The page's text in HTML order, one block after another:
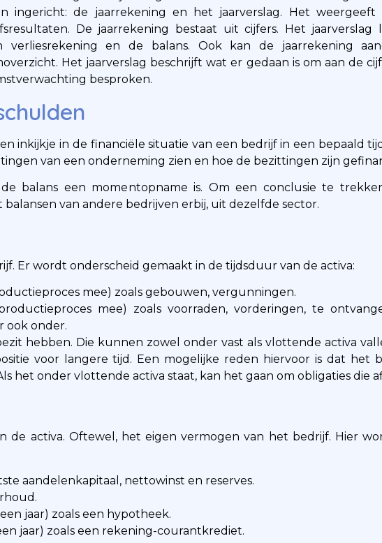
ingericht: de jaarrekening en het jaarverslag. Het weergeeft
De jaarrekening bestaat uit cijfers. Het jaarverslag
en de balans. Ook kan de jaarrekening
Het jaarverslag beschrijft wat er gedaan is om aan de
besproken.
inkijkje in de financiële situatie van een bedrijf in een bepaald
van een onderneming zien en hoe de bezittingen zijn
balans een momentopname is. Om een conclusie te
van andere bedrijven erbij, uit dezelfde sector.
Er wordt onderscheid gemaakt in de tijdsduur van de activa:
mee) zoals gebouwen, vergunningen.
mee) zoals voorraden, vorderingen, te
ook onder.
hebben. Die kunnen zowel onder vast als vlottende activa
voor langere tijd. Een mogelijke reden hiervoor is dat het
het onder vlottende activa staat, kan het gaan om obligaties die
de activa. Oftewel, het eigen vermogen van het bedrijf. Hier
aandelenkapitaal, nettowinst en reserves.
jaar) zoals een hypotheek.
jaar) zoals een rekening-courantkrediet.